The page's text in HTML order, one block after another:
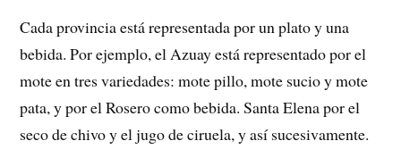
Cada provincia está representada por un plato y una
bebida. Por ejemplo, el Azuay está representado por el
mote en tres variedades: mote pillo, mote sucio y mote
pata, y por el Rosero como bebida. Santa Elena por el
seco de chivo y el jugo de ciruela, y así sucesivamente.